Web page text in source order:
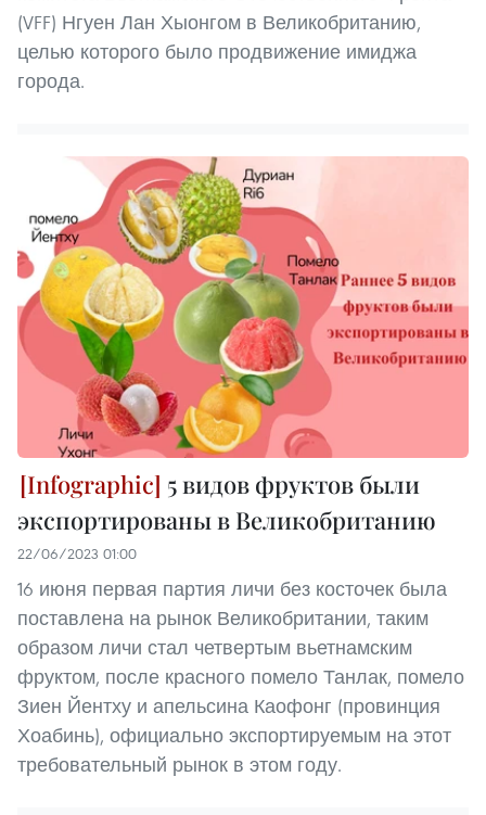
(VFF) Нгуен Лан Хыонгом в Великобританию,
целью которого было продвижение имиджа
города.
5 видов фруктов были
экспортированы в Великобританию
22/06/2023 01:00
16 июня первая партия личи без косточек была
поставлена на рынок Великобритании, таким
образом личи стал четвертым вьетнамским
фруктом, после красного помело Танлак, помело
Зиен Йентху и апельсина Каофонг (провинция
Хоабинь), официально экспортируемым на этот
требовательный рынок в этом году.